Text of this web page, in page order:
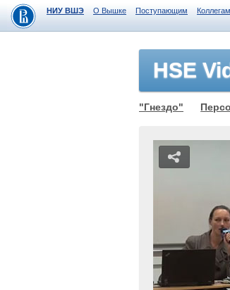
НИУ ВШЭ О Вышке Поступающим
HSE
"Гнездо"